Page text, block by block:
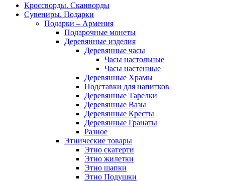
Кроссворды. Сканворды
Сувениры. Подарки
Подарки – Армения
Подарочные монеты
Деревянные изделия
Деревянные часы
Часы настольные
Часы настенные
Деревянные Храмы
Подставки для напитков
Деревянные Тарелки
Деревянные Вазы
Деревянные Кресты
Деревянные Гранаты
Разное
Этнические товары
Этно скатерти
Этно жилетки
Этно шапки
Этно Подушки